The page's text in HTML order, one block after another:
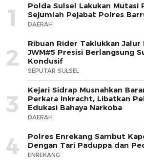
1
Polda Sulsel Lakukan Mutasi
Sejumlah Pejabat Polres
DAERAH
2
Ribuan Rider Taklukkan Jalur
JWM#5 Presisi Berlangsung
Kondusif
SEPUTAR SULSEL
3
Kejari Sidrap Musnahkan
Perkara Inkracht, Libatkan
Edukasi Bahaya Narkoba
DAERAH
4
Polres Enrekang Sambut
Dengan Tari Paduppa dan
ENREKANG